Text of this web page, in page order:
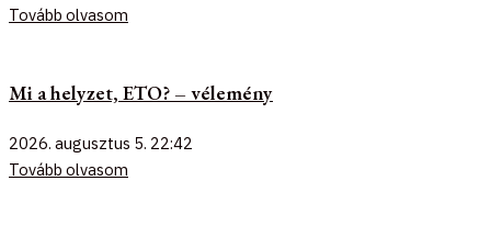
Tovább olvasom
Mi a helyzet, ETO? – vélemény
2026. augusztus 5. 22:42
Tovább olvasom